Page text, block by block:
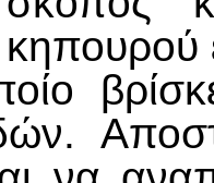
κηπουρού